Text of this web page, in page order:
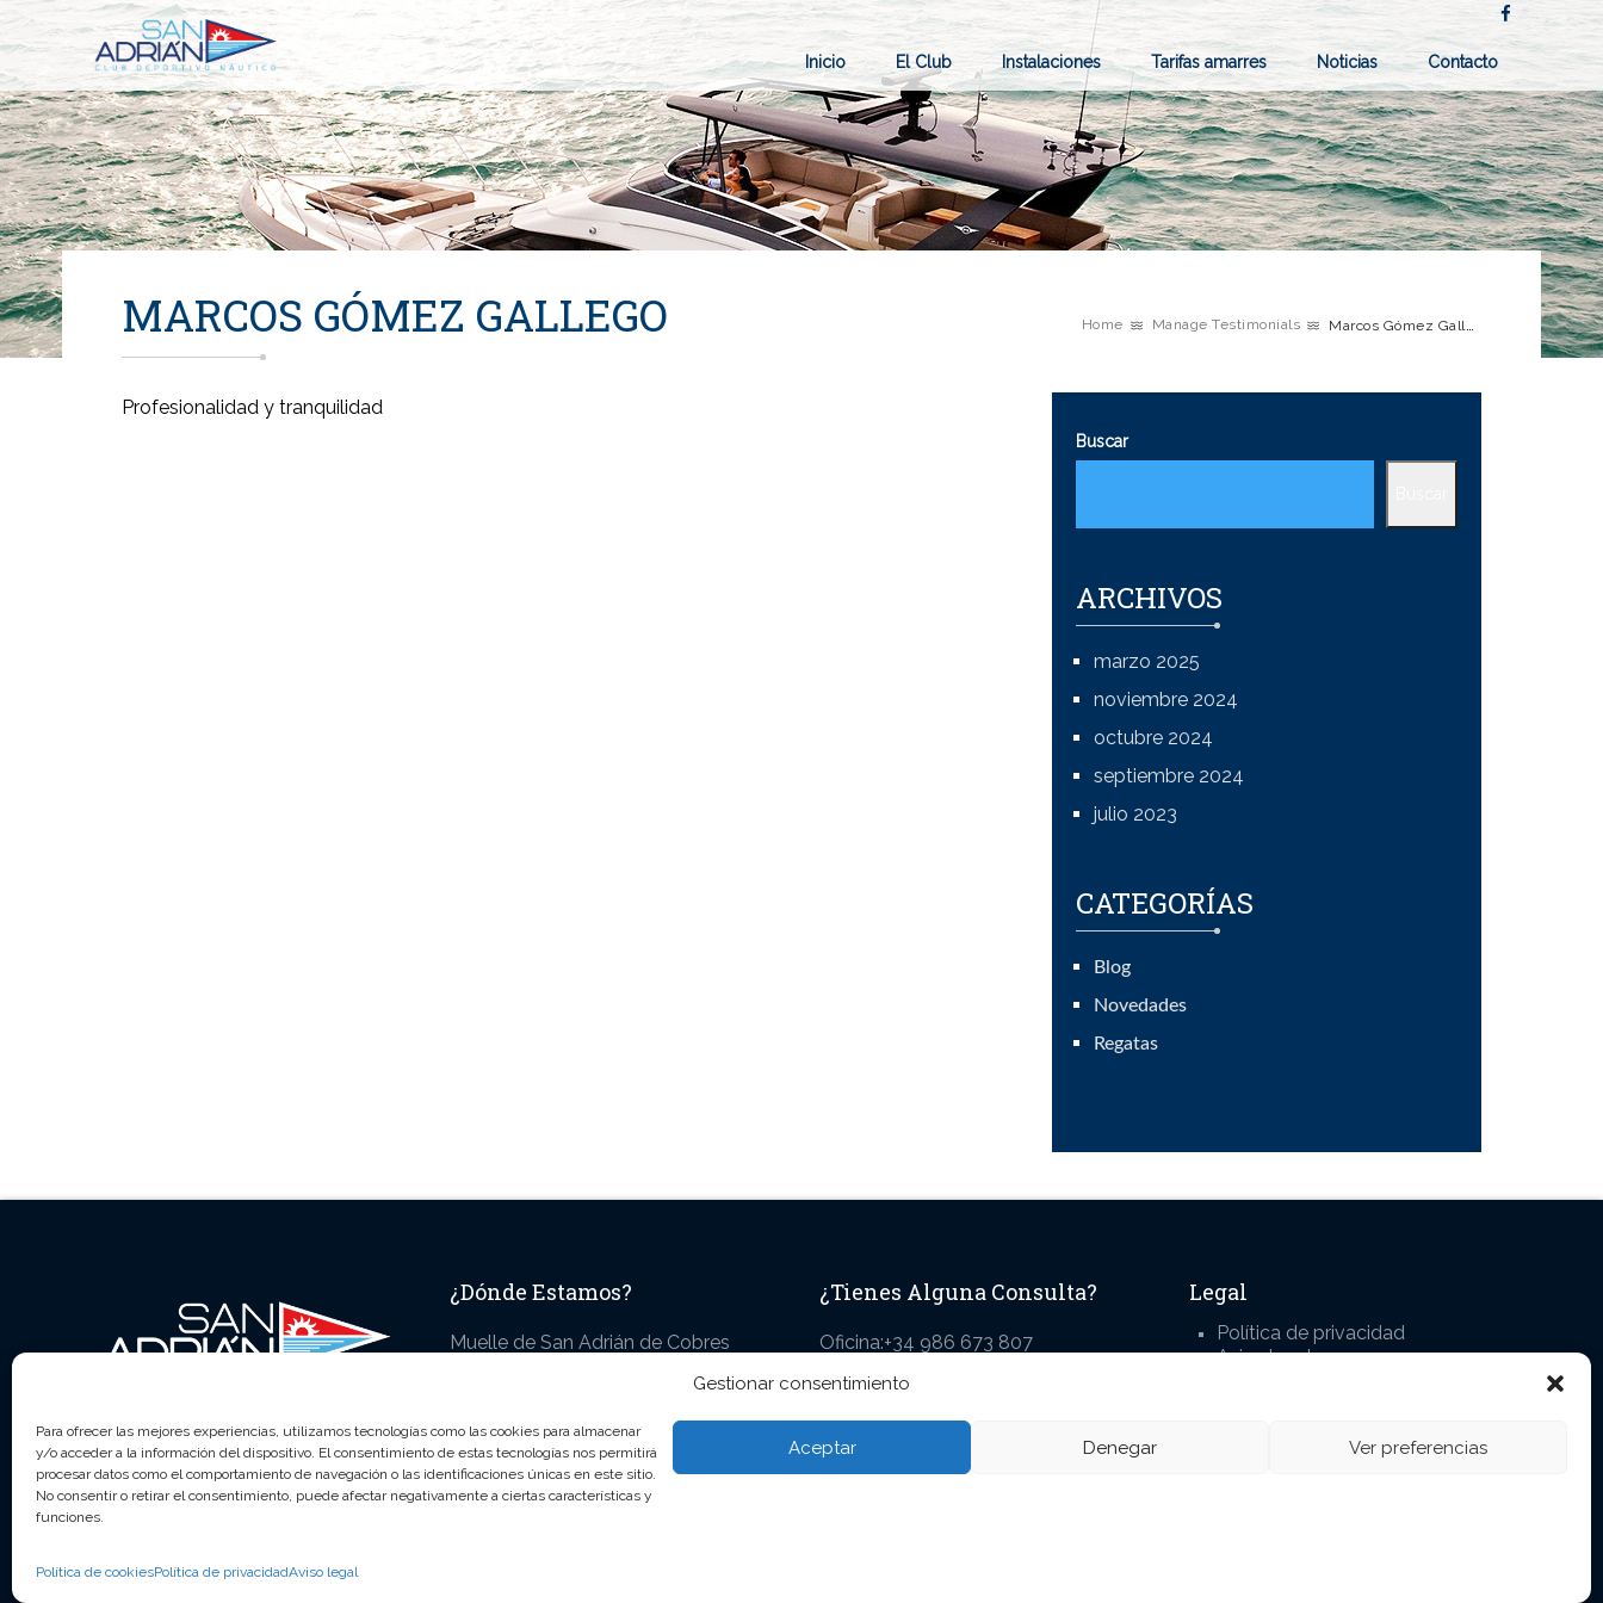
Gestionar consentimiento
Para ofrecer las mejores experiencias, utilizamos tecnologías como las cookies para almacenar
y/o acceder a la información del dispositivo. El consentimiento de estas tecnologías nos permitirá
procesar datos como el comportamiento de navegación o las identificaciones únicas en este sitio.
No consentir o retirar el consentimiento, puede afectar negativamente a ciertas características y
funciones.
Aceptar Denegar Ver preferencias
Política de cookiesPolítica de privacidadAviso legal
Inicio El Club Instalaciones Tarifas amarres Noticias Contacto
MARCOS GÓMEZ GALLEGO Home Manage Testimonials
Profesionalidad y tranquilidad
Buscar
ARCHIVOS
marzo 2025
noviembre 2024
octubre 2024
septiembre 2024
julio 2023
CATEGORÍAS
Blog
Novedades
Regatas
¿Dónde Estamos?
Muelle de San Adrián de Cobres
Vilaboa. Pontevedra. España
¿Tienes Alguna Consulta?
Oficina:+34 986 673 807
Móvil:+34 618 826 330
clubnautico@puertodesanadrian.com
Legal
Política de privacidad
Aviso legal